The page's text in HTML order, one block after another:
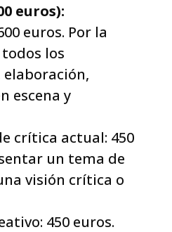
euros):
euros. Por la
los
elaboración,
escena y
crítica actual: 450
un tema de
visión crítica o
450 euros.